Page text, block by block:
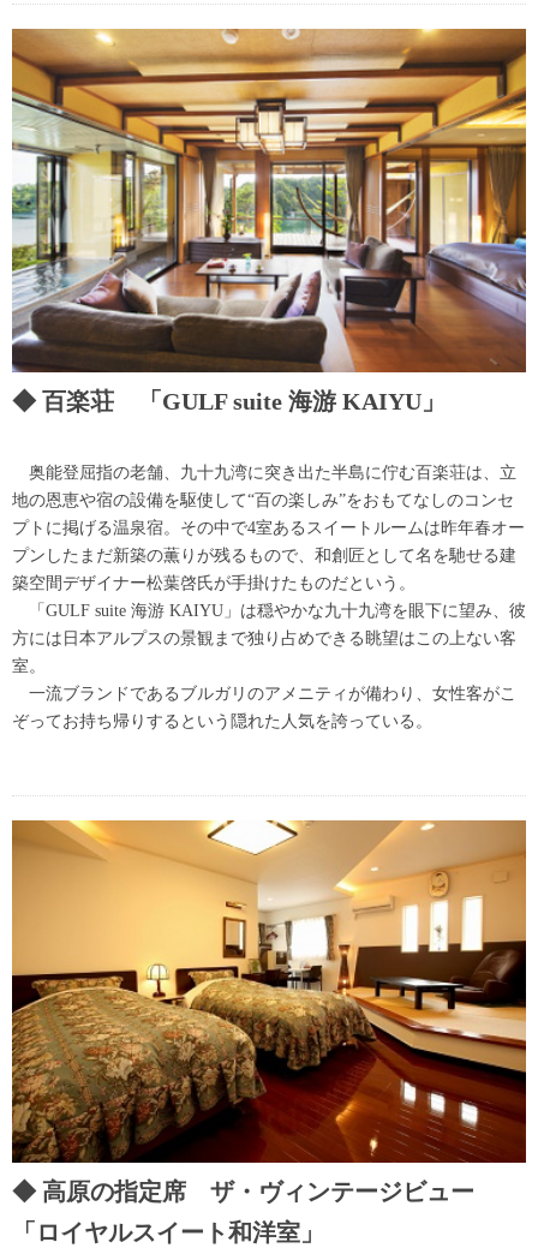
百楽荘 「GULF suite 海游 KAIYU」
奥能登屈指の老舗、九十九湾に突き出た半島に佇む百楽荘は、立
地の恩恵や宿の設備を駆使して“百の楽しみ”をおもてなしのコンセ
プトに掲げる温泉宿。その中で4室あるスイートルームは昨年春オー
プンしたまだ新築の薫りが残るもので、和創匠として名を馳せる建
築空間デザイナー松葉啓氏が手掛けたものだという。
「GULF suite 海游 KAIYU」は穏やかな九十九湾を眼下に望み、彼
方には日本アルプスの景観まで独り占めできる眺望はこの上ない客
室。
一流ブランドであるブルガリのアメニティが備わり、女性客がこ
ぞってお持ち帰りするという隠れた人気を誇っている。
高原の指定席 ザ・ヴィンテージビュー
「ロイヤルスイート和洋室」